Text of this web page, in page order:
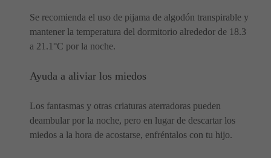
Se recomienda el uso de pijama de algodón transpirable y
mantener la temperatura del dormitorio alrededor de 18.3
a 21.1°C por la noche.
Ayuda a aliviar los miedos
Los fantasmas y otras criaturas aterradoras pueden
deambular por la noche, pero en lugar de descartar los
miedos a la hora de acostarse, enfréntalos con tu hijo.